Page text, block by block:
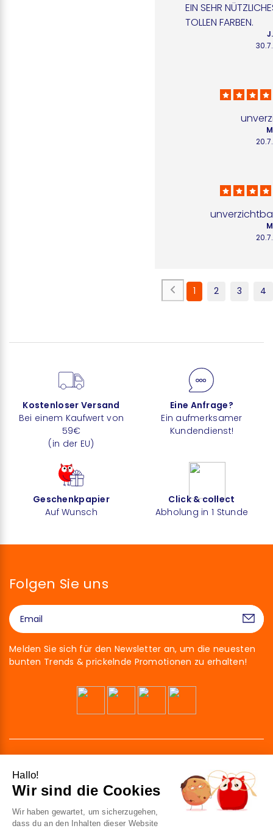
EIN SEHR
TOLLEN FARBEN.
1 2 3 4
Kostenloser Versand
Bei einem Kaufwert von
59€
(in der EU)
Eine Anfrage?
Ein aufmerksamer
Kundendienst!
Geschenkpapier
Auf Wunsch
Click & collect
Abholung in 1 Stunde
Folgen Sie uns
Melden Sie sich für den Newsletter an, um die neuesten
bunten Trends & prickelnde Promotionen zu erhalten!
41 av. de l’agent Sarre
92700 Colombes
Hallo!
Wir sind die Cookies
Wir haben gewartet, um sicherzugehen,
dass du an den Inhalten dieser Website